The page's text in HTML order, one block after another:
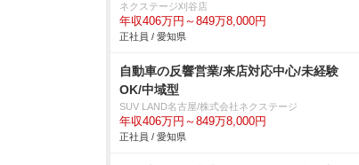
ネクステージ刈谷店
年収406万円～849万8,000円
正社員 / 愛知県
自動車の反響営業/来店対応中心/未経験
OK/中域型
SUV LAND名古屋/株式会社ネクステージ
年収406万円～849万8,000円
正社員 / 愛知県